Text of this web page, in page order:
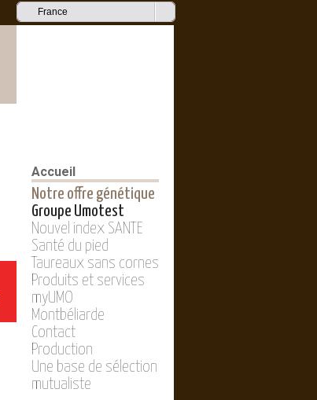
France
Accueil
Notre offre génétique
Groupe Umotest
Nouvel index SANTE
Santé du pied
Taureaux sans cornes
Produits et services
myUMO
Montbéliarde
Contact
Production
Une base de sélection
mutualiste